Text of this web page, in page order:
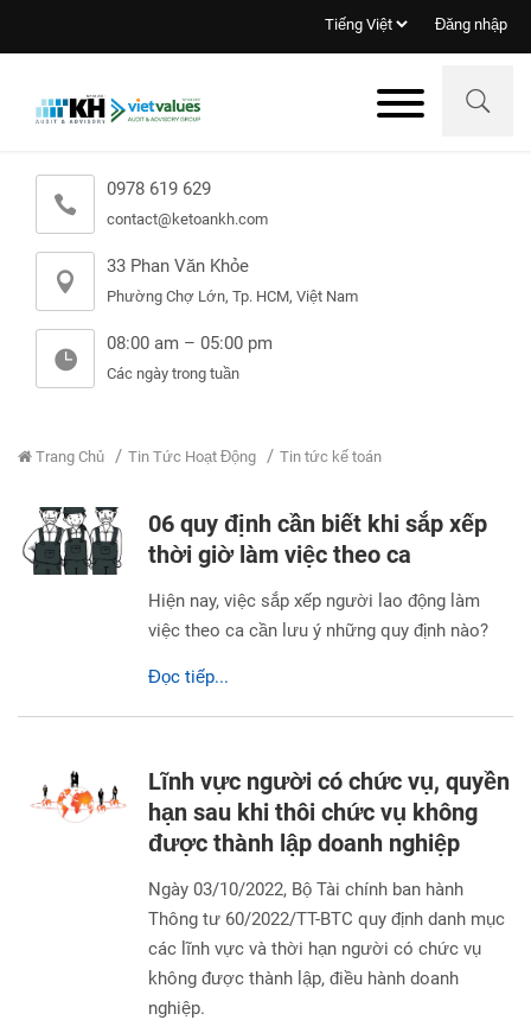
Đăng nhập
0978 619 629
contact@ketoankh.com
33 Phan Văn Khỏe
Phường Chợ Lớn, Tp. HCM, Việt Nam
08:00 am – 05:00 pm
Các ngày trong tuần
Trang Chủ Tin Tức Hoạt Động Tin tức kế toán
06 quy định cần biết khi sắp xếp
thời giờ làm việc theo ca
Hiện nay, việc sắp xếp người lao động làm
việc theo ca cần lưu ý những quy định nào?
Đọc tiếp...
Lĩnh vực người có chức vụ, quyền
hạn sau khi thôi chức vụ không
được thành lập doanh nghiệp
Ngày 03/10/2022, Bộ Tài chính ban hành
Thông tư 60/2022/TT-BTC quy định danh mục
các lĩnh vực và thời hạn người có chức vụ
không được thành lập, điều hành doanh
nghiệp.